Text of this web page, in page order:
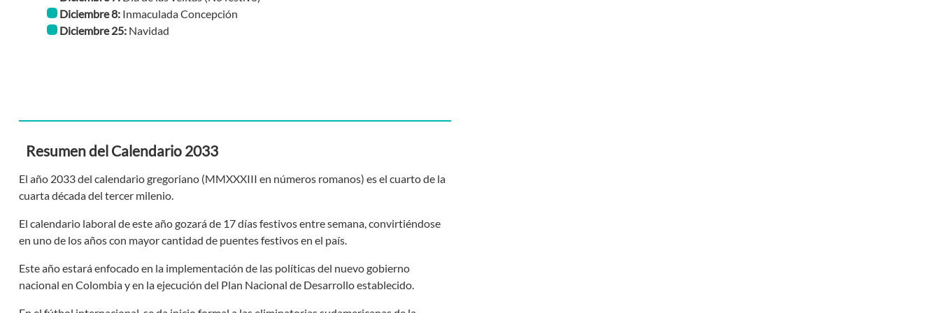
Diciembre 8: Inmaculada Concepción
Diciembre 25: Navidad
Resumen del Calendario 2033
El año 2033 del calendario gregoriano (MMXXXIII en números romanos) es el cuarto de la
cuarta década del tercer milenio.
El calendario laboral de este año gozará de 17 días festivos entre semana, convirtiéndose
en uno de los años con mayor cantidad de puentes festivos en el país.
Este año estará enfocado en la implementación de las políticas del nuevo gobierno
nacional en Colombia y en la ejecución del Plan Nacional de Desarrollo establecido.